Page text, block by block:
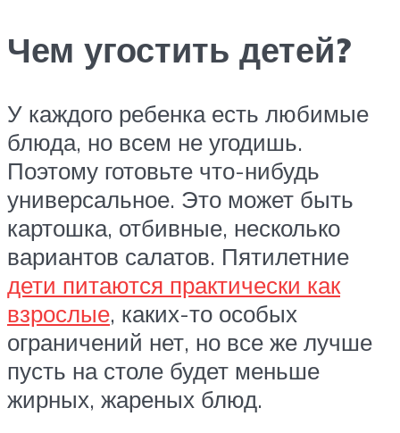
Чем угостить детей?
У каждого ребенка есть любимые
блюда, но всем не угодишь.
Поэтому готовьте что-нибудь
универсальное. Это может быть
картошка, отбивные, несколько
вариантов салатов. Пятилетние
дети питаются практически как
взрослые, каких-то особых
ограничений нет, но все же лучше
пусть на столе будет меньше
жирных, жареных блюд.